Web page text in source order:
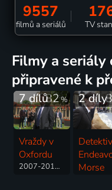
9557
filmů a seriálů TV
filmy a seriály od Colina Dextera
připravené k
82%
7 dílů
Vraždy v
Oxfordu
2007-2016 | Velká Británie | Krimi, Drama, Mysteriózní
2 díly
Detektiv
Morse